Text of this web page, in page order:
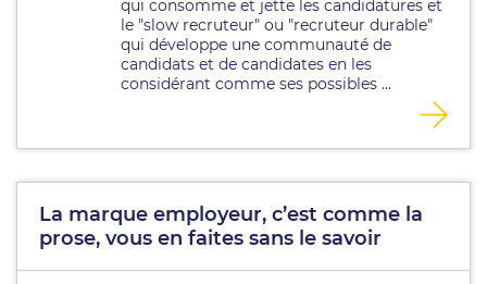
qui consomme et jette les candidatures et
le "slow recruteur" ou "recruteur durable"
qui développe une communauté de
candidats et de candidates en les
considérant comme ses possibles ...
La marque employeur, c’est comme la
prose, vous en faites sans le savoir